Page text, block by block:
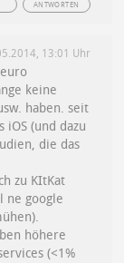
ANTWORTEN
13:01 Uhr
keine
haben. seit
(und dazu
die das
zu KItKat
ne google
höhere
(<1%